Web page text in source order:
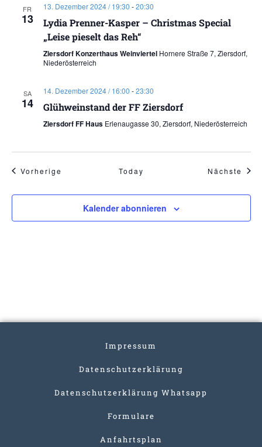
FR
13
13. Dezember 2024 / 19:30 -20:30
Lydia Prenner-Kasper – Christmas Special
„Leise pieselt das Reh“
Ziersdorf Konzerthaus Weinviertel Hornere Straße 7, Ziersdorf,
Niederösterreich
SA
14
14. Dezember 2024 / 16:00 -23:30
Glühweinstand der FF Ziersdorf
Ziersdorf FF Haus Erlenaugasse 30, Ziersdorf, Niederösterreich
Vorherige VeranstaltungenToday Nächste
Kalender abonnieren
Impressum
Datenschutzerklärung
Datenschutzerklärung Whatsapp
Formulare
Anfahrtsplan